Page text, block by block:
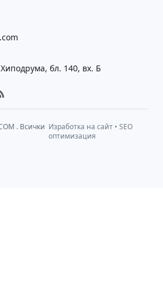
бл. 140, вх. Б
. Всички Изработка на сайт •SEO
оптимизация